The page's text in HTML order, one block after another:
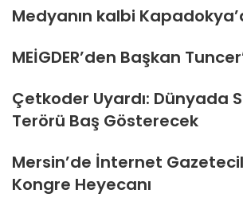
Medyanın kalbi
MEİGDER’den Başkan
Çetkoder Uyardı: Dünyada
Terörü Baş Gösterecek
Mersin’de İnternet
Kongre Heyecanı